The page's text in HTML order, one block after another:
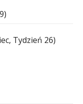
Tydzień 26)